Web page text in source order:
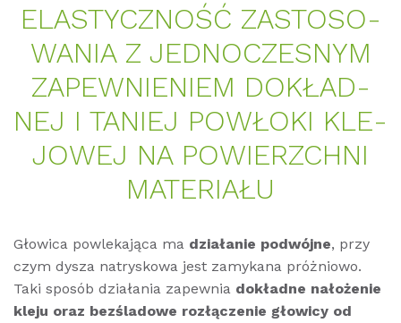
ELAS­TYCZ­NOŚĆ ZAS­TO­SO­
WA­NIA Z JED­NOC­ZES­NYM
ZA­PEW­NI­ENIEM DO­KŁAD­
NEJ I TA­NIEJ POWŁO­KI KLE­
JO­WEJ NA PO­WIERZ­CH­NI
MA­TE­RI­AŁU
Głowica powlekająca ma działanie podwójne, przy
czym dysza natryskowa jest zamykana próżniowo.
Taki sposób działania zapewnia dokładne nałożenie
kleju oraz bezśladowe rozłączenie głowicy od